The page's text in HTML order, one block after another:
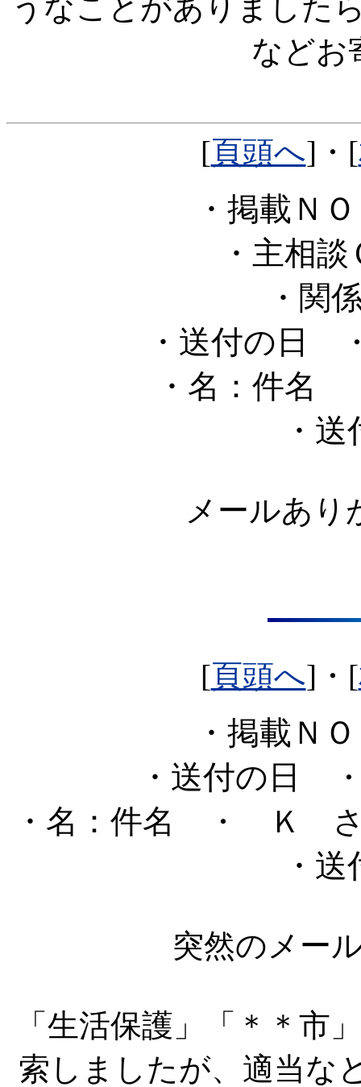
うなことがありました
などお
[頁頭へ]・[
・掲載Ｎ
・主相
・関
・送付の日
・名：件名
・
メールあり
[頁頭へ]・[
・掲載Ｎ
・送付の日
・名：件名 ・ Ｋ さ
・
突然のメー
「生活保護」「＊＊市
索しましたが、適当な